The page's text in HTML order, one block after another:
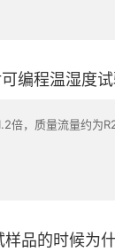
编程温湿度
倍，质量流量约为
品的时候为